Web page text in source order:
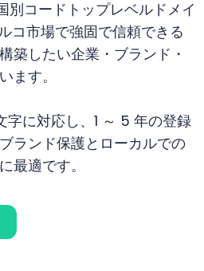
別コードトップレベルドメイ
コ市場で強固で信頼できる
築したい企業・ブランド・
ます。
字に対応し、1 ～ 5 年の登録
ランド保護とローカルでの
最適です。